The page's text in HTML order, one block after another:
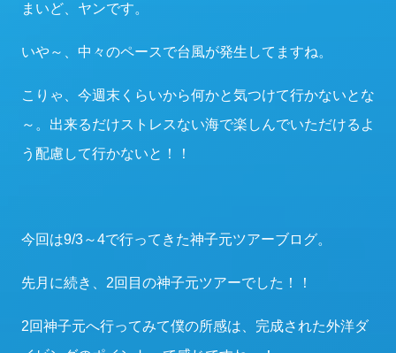
まいど、ヤンです。
いや～、中々のペースで台風が発生してますね。
こりゃ、今週末くらいから何かと気つけて行かないとな
～。出来るだけストレスない海で楽しんでいただけるよ
う配慮して行かないと！！
今回は9/3～4で行ってきた神子元ツアーブログ。
先月に続き、2回目の神子元ツアーでした！！
2回神子元へ行ってみて僕の所感は、完成された外洋ダ